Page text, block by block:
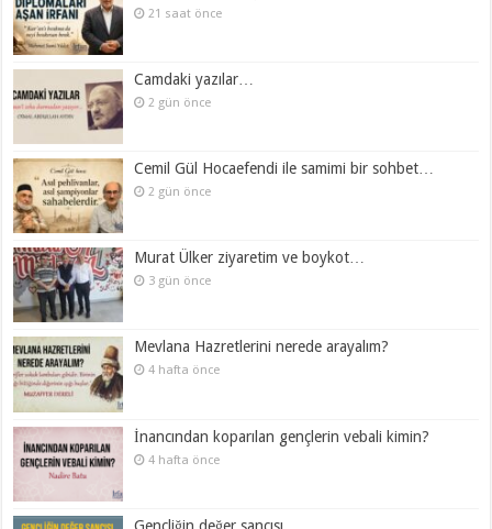
21 saat önce
Camdaki yazılar…
2 gün önce
Cemil Gül Hocaefendi ile samimi bir sohbet…
2 gün önce
Murat Ülker ziyaretim ve boykot…
3 gün önce
Mevlana Hazretlerini nerede arayalım?
4 hafta önce
İnancından koparılan gençlerin vebali kimin?
4 hafta önce
Gençliğin değer sancısı…